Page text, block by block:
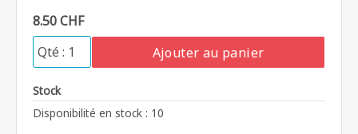
8.50 CHF
Ajouter au panier
Stock
Disponibilité en stock : 10